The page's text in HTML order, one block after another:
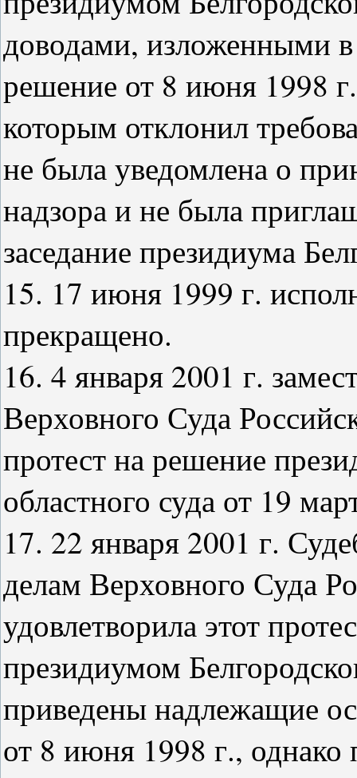
доводами, изложенными
решение от 8 июня 1998
которым отклонил
не была уведомлена о
надзора и не была
заседание президиума
15. 17 июня 1999 г.
прекращено.
16. 4 января 2001 г.
Верховного Суда
протест на решение
областного суда от 19
17. 22 января 2001 г.
делам Верховного Суда
удовлетворила этот
президиумом
приведены надлежащие
от 8 июня 1998 г., однако